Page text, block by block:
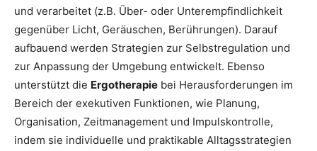
und verarbeitet (z.B. Über- oder Unterempfindlichkeit
gegenüber Licht, Geräuschen, Berührungen). Darauf
aufbauend werden Strategien zur Selbstregulation und
zur Anpassung der Umgebung entwickelt. Ebenso
unterstützt die Ergotherapie bei Herausforderungen im
Bereich der exekutiven Funktionen, wie Planung,
Organisation, Zeitmanagement und Impulskontrolle,
indem sie individuelle und praktikable Alltagsstrategien